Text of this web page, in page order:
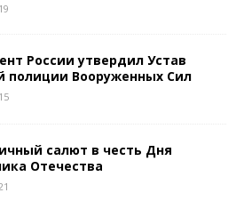
России утвердил Устав
полиции Вооруженных Сил
салют в честь Дня
Отечества